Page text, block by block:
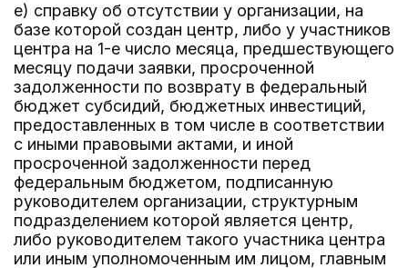
е) справку об отсутствии у организации, на
базе которой создан центр, либо у участников
центра на 1-е число месяца, предшествующего
месяцу подачи заявки, просроченной
задолженности по возврату в федеральный
бюджет субсидий, бюджетных инвестиций,
предоставленных в том числе в соответствии
с иными правовыми актами, и иной
просроченной задолженности перед
федеральным бюджетом, подписанную
руководителем организации, структурным
подразделением которой является центр,
либо руководителем такого участника центра
или иным уполномоченным им лицом, главным